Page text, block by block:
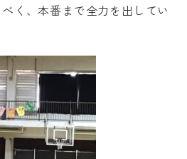
く、本番まで全力を出してい